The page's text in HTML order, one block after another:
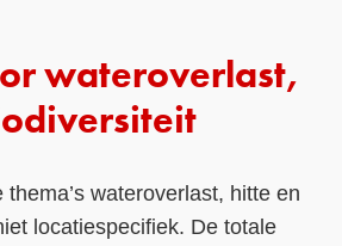
wateroverlast,
wateroverlast, hitte en
locatiespecifiek. De totale